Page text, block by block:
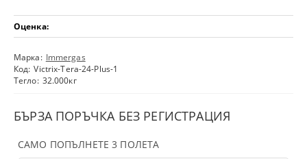
Оценка:
Марка: Immergas
Код: Victrix-Tera-24-Plus-1
Тегло: 32.000кг
БЪРЗА ПОРЪЧКА БЕЗ РЕГИСТРАЦИЯ
САМО ПОПЪЛНЕТЕ 3 ПОЛЕТА